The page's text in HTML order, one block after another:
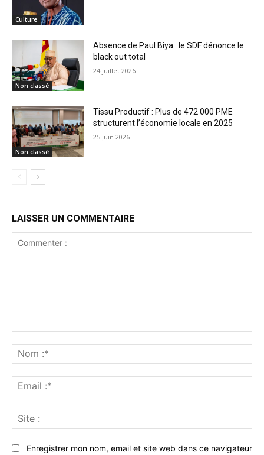
Culture
Non classé
Absence de Paul Biya : le SDF dénonce le
black out total
24 juillet 2026
Non classé
Tissu Productif : Plus de 472 000 PME
structurent l’économie locale en 2025
25 juin 2026
LAISSER UN COMMENTAIRE
:*
:*
:
Enregistrer mon nom, email et site web dans ce navigateur